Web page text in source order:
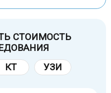
СТОИМОСТЬ
КТ УЗИ